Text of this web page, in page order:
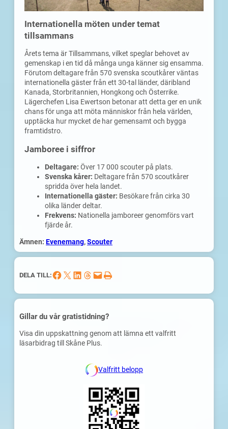
Internationella möten under temat
tillsammans
Årets tema är Tillsammans, vilket speglar behovet av
gemenskap i en tid då många unga känner sig ensamma.
Förutom deltagare från 570 svenska scoutkårer väntas
internationella gäster från ett 30-tal länder, däribland
Kanada, Storbritannien, Hongkong och Österrike.
Lägerchefen Lisa Ewertson betonar att detta ger en unik
chans för unga att möta människor från hela världen,
upptäcka hur mycket de har gemensamt och bygga
framtidstro.
Jamboree i siffror
Deltagare: Över 17 000 scouter på plats.
Svenska kårer: Deltagare från 570 scoutkårer
spridda över hela landet.
Internationella gäster: Besökare från cirka 30
olika länder deltar.
Frekvens: Nationella jamboreer genomförs vart
fjärde år.
Ämnen: Evenemang, Scouter
DELA TILL:Dela på Facebook Dela på X Dela på LinkedIn Dela på Threads Skicka denna sida med e-post Skriv ut denna sida
Gillar du vår gratistidning?
Visa din uppskattning genom att lämna ett valfritt
läsarbidrag till Skåne Plus.
Valfritt belopp